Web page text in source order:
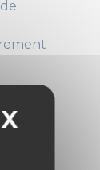
X
des